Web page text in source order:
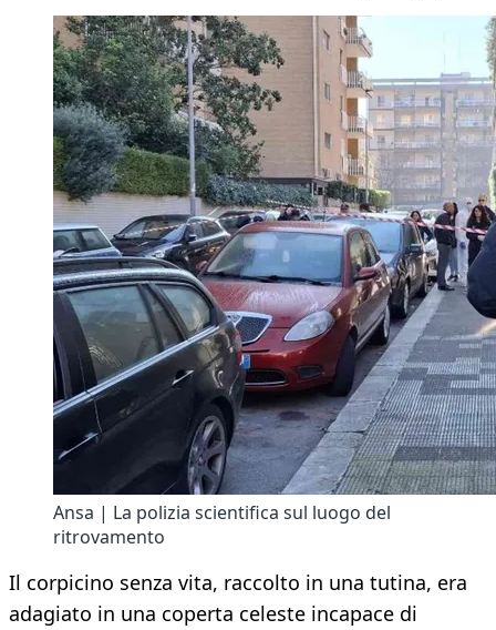
Ansa | La polizia scientifica sul luogo del
ritrovamento
Il corpicino senza vita, raccolto in una tutina, era
adagiato in una coperta celeste incapace di